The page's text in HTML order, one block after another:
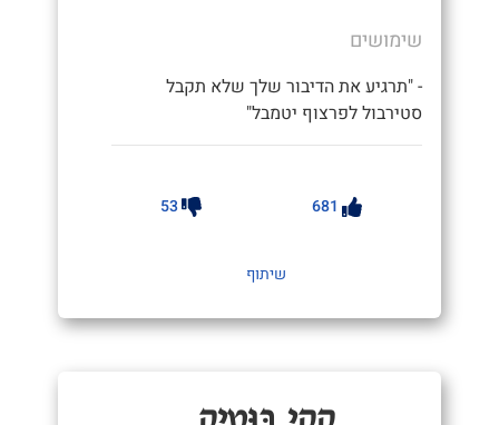
שימושים
- "תרגיע את הדיבור שלך שלא תקבל
סטירבול לפרצוף יטמבל"
681
53
שיתוף